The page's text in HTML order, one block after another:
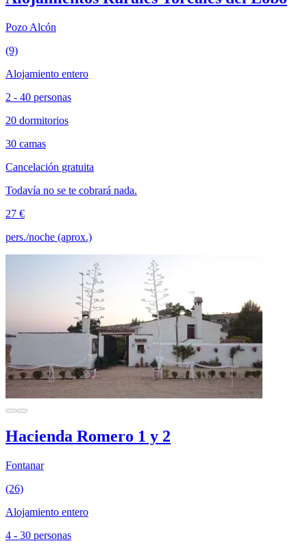
Pozo Alcón
(9)
Alojamiento entero
2 - 40 personas
20 dormitorios
30 camas
Cancelación gratuita
Todavía no se te cobrará nada.
27 €
pers./noche (aprox.)
Hacienda Romero 1 y 2
Fontanar
(26)
Alojamiento entero
4 - 30 personas